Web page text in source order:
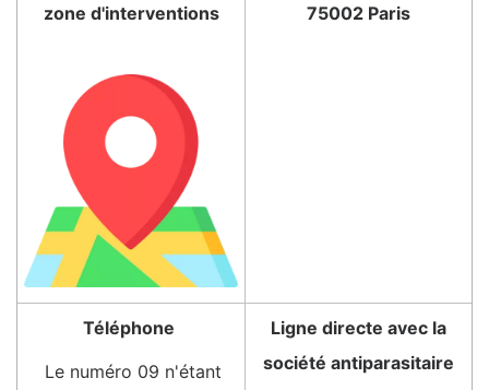
zone d'interventions 75002 Paris
Téléphone
Le numéro 09 n'étant
Ligne directe avec la
société antiparasitaire